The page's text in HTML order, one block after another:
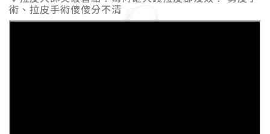
術、拉皮手術傻傻分不清